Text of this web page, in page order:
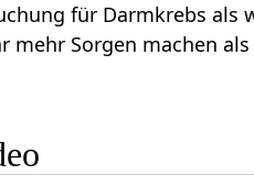
für Darmkrebs
mehr Sorgen machen